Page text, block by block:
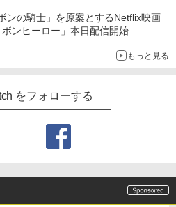
ンの騎士」を原案とするNetflix映画
ボンヒーロー」本日配信開始
もっと見る
をフォローする